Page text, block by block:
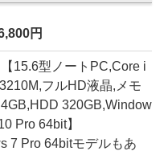
円
15.6型ノートPC,Core i
フルHD液晶,メモ
4GB,HDD 320GB,Window
Pro 64bit】
7 Pro 64bitモデルもあ